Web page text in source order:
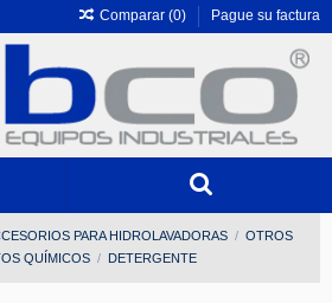
Comparar (0) Pague su factura
PARA HIDROLAVADORAS
OTROS
QUÍMICOS DETERGENTE